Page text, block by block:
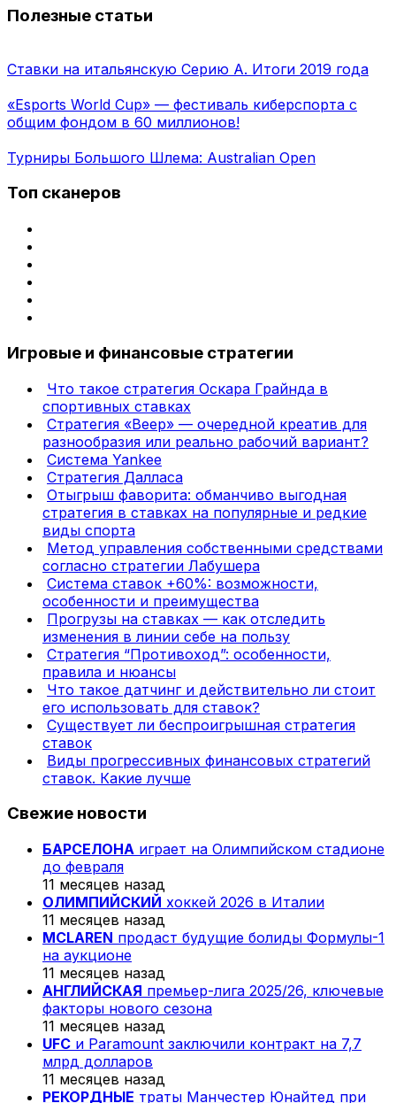
Полезные статьи
Ставки на итальянскую Серию А. Итоги 2019 года
«Esports World Cup» — фестиваль киберспорта с
общим фондом в 60 миллионов!
Турниры Большого Шлема: Australian Open
Топ сканеров
Игровые и финансовые стратегии
Что такое стратегия Оскара Грайнда в
спортивных ставках
Стратегия «Веер» — очередной креатив для
разнообразия или реально рабочий вариант?
Система Yankee
Стратегия Далласа
Отыгрыш фаворита: обманчиво выгодная
стратегия в ставках на популярные и редкие
виды спорта
Метод управления собственными средствами
согласно стратегии Лабушера
Система ставок +60%: возможности,
особенности и преимущества
Прогрузы на ставках — как отследить
изменения в линии себе на пользу
Стратегия “Противоход”: особенности,
правила и нюансы
Что такое датчинг и действительно ли стоит
его использовать для ставок?
Существует ли беспроигрышная стратегия
ставок
Виды прогрессивных финансовых стратегий
ставок. Какие лучше
Свежие новости
БАРСЕЛОНА играет на Олимпийском стадионе
до февраля
11 месяцев назад
ОЛИМПИЙСКИЙ хоккей 2026 в Италии
11 месяцев назад
MCLAREN продаст будущие болиды Формулы-1
на аукционе
11 месяцев назад
АНГЛИЙСКАЯ премьер-лига 2025/26, ключевые
факторы нового сезона
11 месяцев назад
UFC и Paramount заключили контракт на 7,7
млрд долларов
11 месяцев назад
РЕКОРДНЫЕ траты Манчестер Юнайтед при